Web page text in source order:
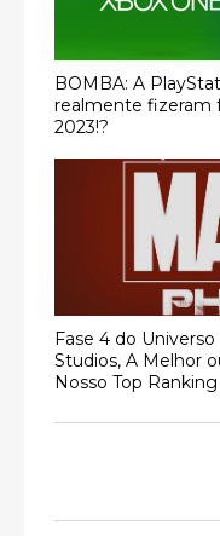
BOMBA: A
realmente fizeram
2023!?
Fase 4 do
Studios, A Melhor
Nosso Top